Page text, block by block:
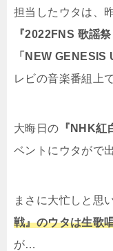
担当したウタは、
『2022FNS 歌謡祭
「NEW GENESIS
レビの音楽番組上
大晦日の 『NHK紅
ベントにウタがで
まさに大忙しと思
戦』のウタは生歌
が…